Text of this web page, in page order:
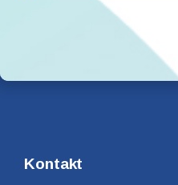
Kontakt